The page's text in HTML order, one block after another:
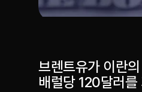
브렌트유가 이란
배럴당 120달러를